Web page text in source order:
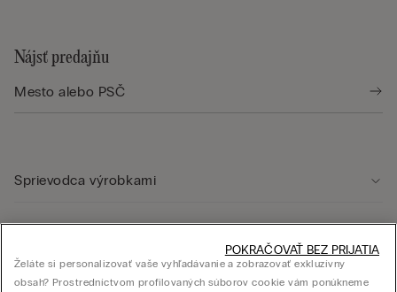
Nájsť predajňu
Sprievodca výrobkami
Právna oblasť
Želáte si personalizovať vaše vyhľadávanie a zobrazovať exkluzívny
obsah? Prostredníctvom profilovaných súborov cookie vám ponúkneme
POKRAČOVAŤ BEZ PRIJATIA